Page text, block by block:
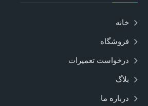
خانه
فروشگاه
درخواست تعمیرات
بلاگ
درباره ما